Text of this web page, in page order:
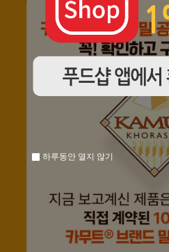
하루동안 열지 않기